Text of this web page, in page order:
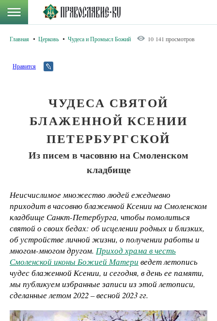
Главная Церковь Чудеса и Промысл Божий 10 141 просмотров
Нравится
ЧУДЕСА СВЯТОЙ
БЛАЖЕННОЙ КСЕНИИ
ПЕТЕРБУРГСКОЙ
Из писем в часовню на Смоленском
кладбище
Неисчислимое множество людей ежедневно
приходит в часовню блаженной Ксении на Смоленском
кладбище Санкт-Петербурга, чтобы помолиться
святой о своих бедах: об исцелении родных и близких,
об устройстве личной жизни, о получении работы и
многом-многом другом. Приход храма в честь
Смоленской иконы Божией Матери ведет летопись
чудес блаженной Ксении, и сегодня, в день ее памяти,
мы публикуем избранные записи из этой летописи,
сделанные летом 2022 – весной 2023 гг.